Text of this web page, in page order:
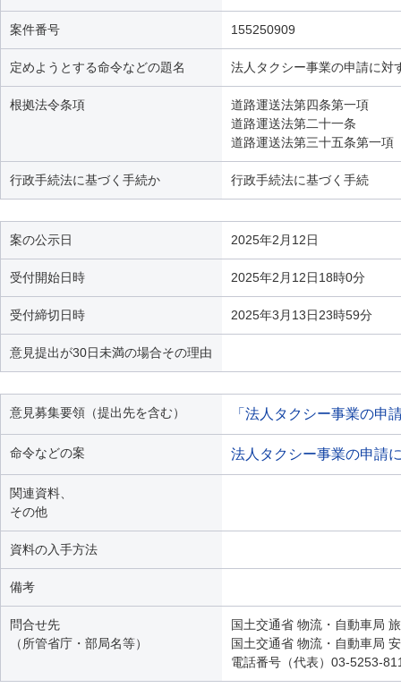
案件番号 155250909
定めようとする命令などの題名 法人タクシー事業の申請に対
根拠法令条項
道路運送法第四条第一項
道路運送法第二十一条
道路運送法第三十五条第一項
行政手続法に基づく手続か 行政手続法に基づく手続
案の公示日 2025年2月12日
受付開始日時 2025年2月12日18時0分
受付締切日時 2025年3月13日23時59分
意見提出が30日未満の場合その理由
意見募集要領（提出先を含む） 「法人タクシー事業の申
命令などの案 法人タクシー事業の申請
関連資料、
その他
資料の入手方法
備考
問合せ先
（所管省庁・部局名等）
国土交通省 物流・自動車局
国土交通省 物流・自動車局
電話番号（代表）03-5253-